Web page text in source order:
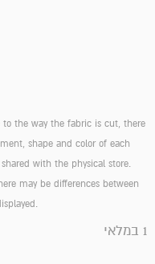
the way the fabric is cut, there
shape and color of each
with the physical store.
may be differences between
1 במלאי